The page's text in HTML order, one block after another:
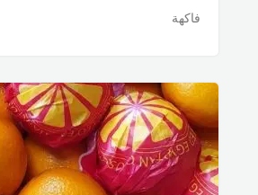
فاكهة